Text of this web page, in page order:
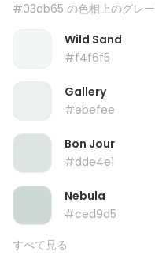
#03ab65 の色相上のグレ
Wild Sand
#f4f6f5
Gallery
#ebefee
Bon Jour
#dde4e1
Nebula
#ced9d5
すべて見る